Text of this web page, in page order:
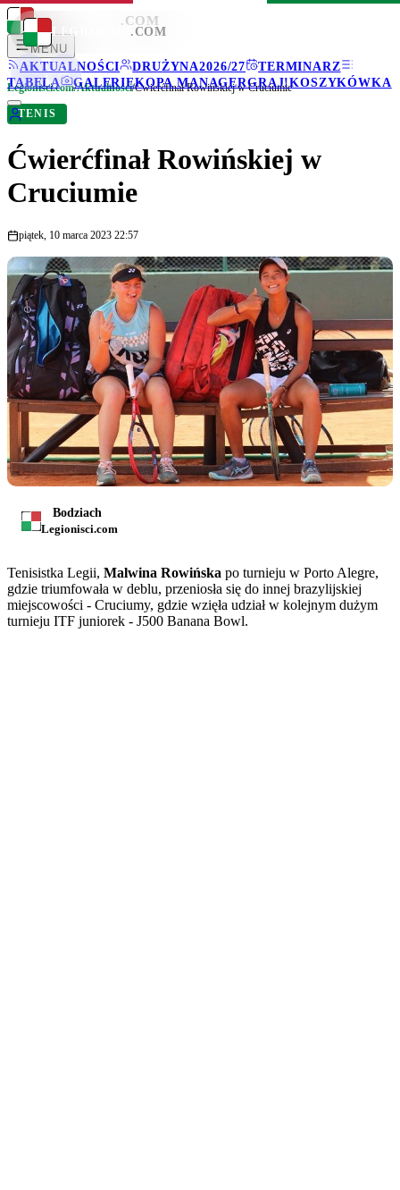
LEGIONISCI .COM
MENU
AKTUALNOŚCI
DRUŻYNA2026/27
TERMINARZ
TABELA
GALERIEKOPA MANAGERGRAJ!KOSZYKÓWKA
LEGIONISCI .COM
Legionisci.com/Aktualności/Ćwierćfinał Rowińskiej w Cruciumie
TENIS
Ćwierćfinał Rowińskiej w
Cruciumie
piątek, 10 marca 2023 22:57
Bodziach
Legionisci.com
Tenisistka Legii, Malwina Rowińska po turnieju w Porto Alegre,
gdzie triumfowała w deblu, przeniosła się do innej brazylijskiej
miejscowości - Cruciumy, gdzie wzięła udział w kolejnym dużym
turnieju ITF juniorek - J500 Banana Bowl.